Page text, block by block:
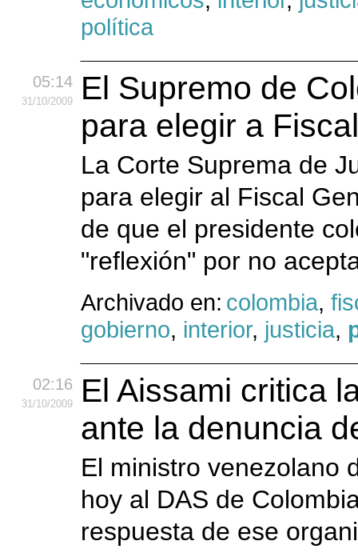
política
05:14
31/10/2009
El Supremo de
para elegir a
La Corte Suprema de
para elegir al Fiscal
de que el presidente
"reflexión" por no
Archivado en: colombia,
gobierno, interior, justicia,
02:16
31/10/2009
El Aissami critica
ante la denuncia
El ministro venezolano
hoy al DAS de
respuesta de ese